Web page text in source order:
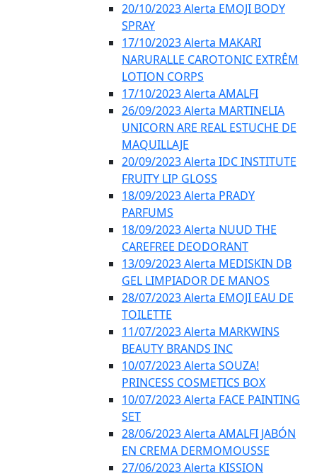
20/10/2023 Alerta EMOJI BODY
SPRAY
17/10/2023 Alerta MAKARI
NARURALLE CAROTONIC EXTRÊM
LOTION CORPS
17/10/2023 Alerta AMALFI
26/09/2023 Alerta MARTINELIA
UNICORN ARE REAL ESTUCHE DE
MAQUILLAJE
20/09/2023 Alerta IDC INSTITUTE
FRUITY LIP GLOSS
18/09/2023 Alerta PRADY
PARFUMS
18/09/2023 Alerta NUUD THE
CAREFREE DEODORANT
13/09/2023 Alerta MEDISKIN DB
GEL LIMPIADOR DE MANOS
28/07/2023 Alerta EMOJI EAU DE
TOILETTE
11/07/2023 Alerta MARKWINS
BEAUTY BRANDS INC
10/07/2023 Alerta SOUZA!
PRINCESS COSMETICS BOX
10/07/2023 Alerta FACE PAINTING
SET
28/06/2023 Alerta AMALFI JABÓN
EN CREMA DERMOMOUSSE
27/06/2023 Alerta KISSION